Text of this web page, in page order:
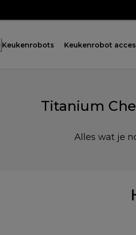
Keukenrobots Keukenrobot
Titanium
Alles wat je